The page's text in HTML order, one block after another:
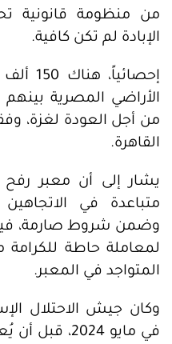
من منظومة قانونية
الإبادة لم تكن كافية.
الأراضي المصرية بينهم
من أجل العودة لغزة،
القاهرة.
يشار إلى أن معبر
متباعدة في
وضمن شروط صارمة،
لمعاملة حاطة
المتواجد في المعبر.
وكان جيش الاحتلال
في مايو